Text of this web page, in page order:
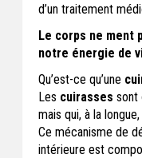
d’un traitement
Le corps ne ment
notre énergie de
Qu’est-ce qu’une
Les cuirasses sont
mais qui, à la
Ce mécanisme de
intérieure est